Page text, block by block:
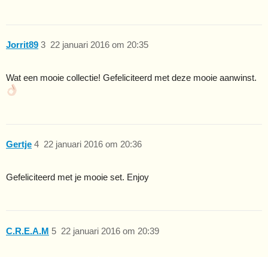
Jorrit89 22 januari 2016 om 20:35
3
Wat een mooie collectie! Gefeliciteerd met deze mooie aanwinst.
Gertje 22 januari 2016 om 20:36
4
Gefeliciteerd met je mooie set. Enjoy
C.R.E.A.M 22 januari 2016 om 20:39
5